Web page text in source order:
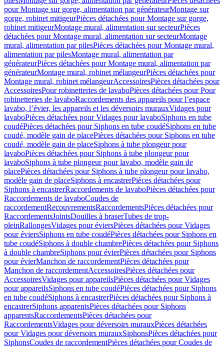
pour Montage sur gorge, alimentation par générateurMontage sur
gorge, robinet mitigeurPièces détachées pour Montage sur gorge,
robinet mitigeurMontage mural, alimentation sur secteurPièces
détachées pour Montage mural, alimentation sur secteurMontage
mural, alimentation par pilesPièces détachées pour Montage mural,
alimentation par pilesMontage mural, alimentation par
générateurPièces détachées pour Montage mural, alimentation par
générateurMontage mural, robinet mélangeurPièces détachées pour
Montage mural, robinet mélangeurAccessoiresPièces détachées pour
AccessoiresPour robinetteries de lavaboPièces détachées pour Pour
robinetteries de lavaboRaccordements des appareils pour l’espace
lavabo, l’évier, les appareils et les déversoirs murauxVidages pour
lavaboPièces détachées pour Vidages pour lavaboSiphons en tube
coudéPièces détachées pour Siphons en tube coudéSiphons en tube
coudé, modèle gain de placePièces détachées pour Siphons en tube
coudé, modèle gain de placeSiphons à tube plongeur pour
lavaboPièces détachées pour Siphons à tube plongeur pour
lavaboSiphons à tube plongeur pour lavabo, modèle gain de
placePièces détachées pour Siphons à tube plongeur pour lavabo,
modèle gain de placeSiphons à encastrerPièces détachées pour
Siphons à encastrerRaccordements de lavaboPièces détachées pour
Raccordements de lavaboCoudes de
raccordementRecouvrementsRaccordementsPièces détachées pour
RaccordementsJointsDouilles à braserTubes de trop-
pleinRallongesVidages pour éviersPièces détachées pour Vidages
pour éviersSiphons en tube coudéPièces détachées pour Siphons en
tube coudéSiphons à double chambrePièces détachées pour Siphons
à double chambreSiphons pour évierPièces détachées pour Siphons
pour évierManchon de raccordementPièces détachées pour
Manchon de raccordementAccessoiresPièces détachées pour
AccessoiresVidages pour appareilsPièces détachées pour Vidages
pour appareilsSiphons en tube coudéPièces détachées pour Siphons
en tube coudéSiphons à encastrerPièces détachées pour Siphons à
encastrerSiphons apparentsPièces détachées pour Siphons
apparentsRaccordementsPièces détachées pour
RaccordementsVidages pour déversoirs murauxPièces détachées
pour Vidages pour déversoirs murauxSiphonsPièces détachées pour
SiphonsCoudes de raccordementPièces détachées pour Coudes de